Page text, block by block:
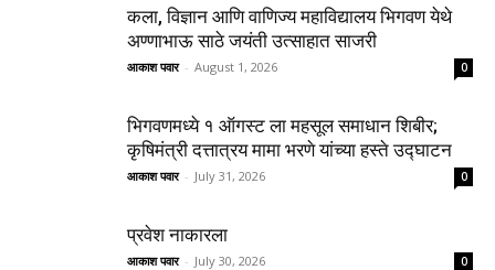
कला, विज्ञान आणि वाणिज्य महाविद्यालय भिगवण येथे
अण्णाभाऊ साठे जयंती उत्साहात साजरी
आकाश पवार - August 1, 2026 0
भिगवणमध्ये १ ऑगस्ट ला महसूल समाधान शिबीर;
कृषिमंत्री दत्तात्रय मामा भरणे यांच्या हस्ते उद्घाटन
आकाश पवार - July 31, 2026 0
प्रवेश नाकारला
आकाश पवार - July 30, 2026 0